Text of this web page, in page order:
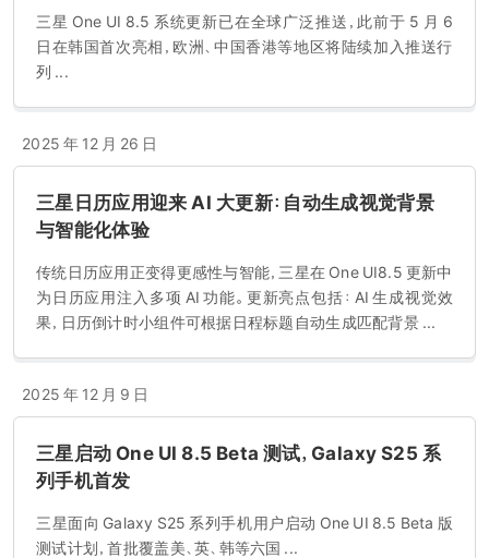
三星 One UI 8.5 系统更新已在全球广泛推送，此前于 5 月 6
日在韩国首次亮相，欧洲、中国香港等地区将陆续加入推送行
列 ...
2025 年 12 月 26 日
三星日历应用迎来 AI 大更新：自动生成视觉背景
与智能化体验
传统日历应用正变得更感性与智能，三星在 One UI8.5 更新中
为日历应用注入多项 AI 功能。更新亮点包括：AI 生成视觉效
果，日历倒计时小组件可根据日程标题自动生成匹配背景 ...
2025 年 12 月 9 日
三星启动 One UI 8.5 Beta 测试，Galaxy S25 系
列手机首发
三星面向 Galaxy S25 系列手机用户启动 One UI 8.5 Beta 版
测试计划，首批覆盖美、英、韩等六国 ...